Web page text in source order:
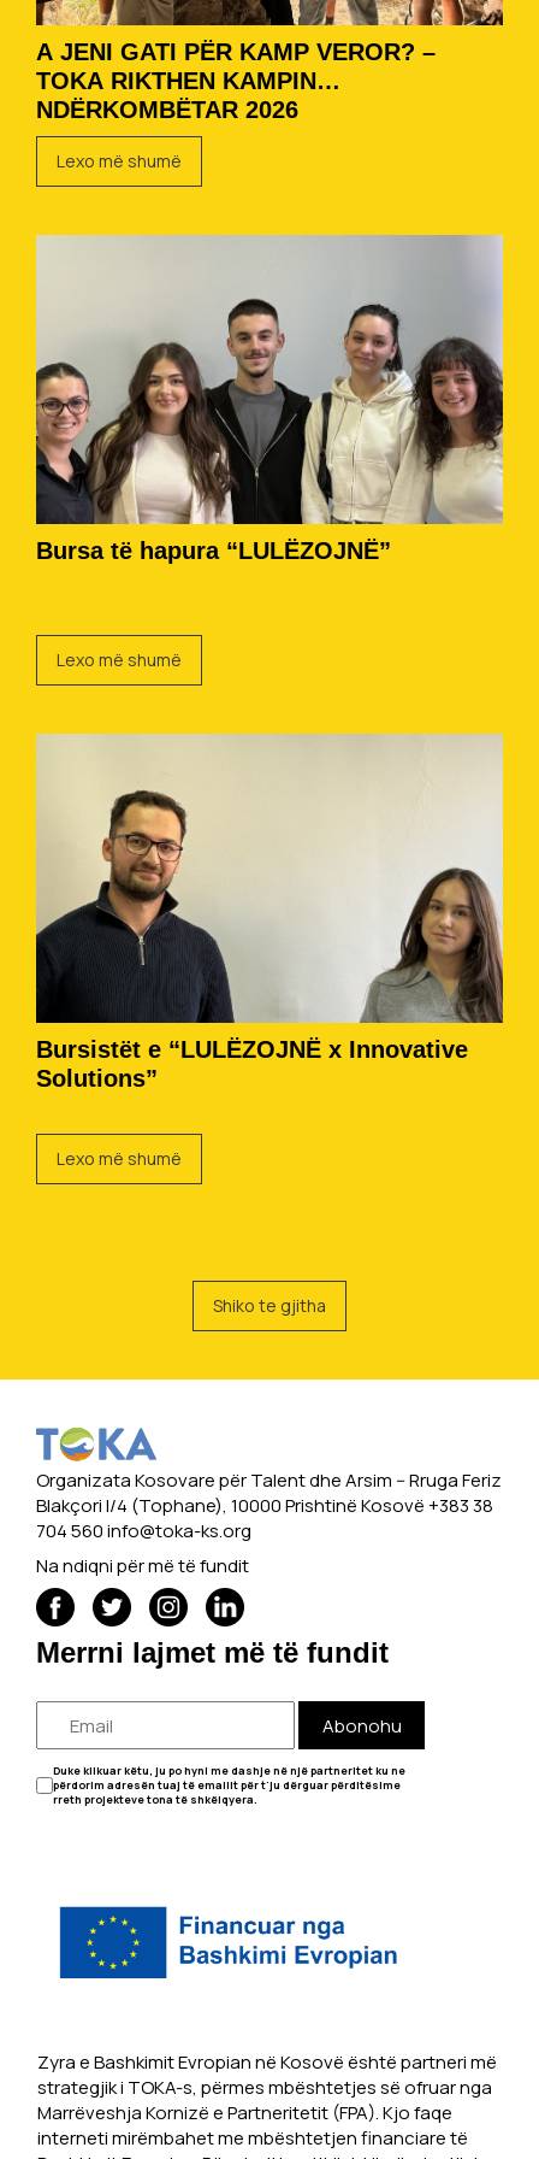
A JENI GATI PËR KAMP VEROR? –
TOKA RIKTHEN KAMPIN
NDËRKOMBËTAR 2026
Lexo më shumë
Bursa të hapura “LULËZOJNË”
Lexo më shumë
Bursistët e “LULËZOJNË x Innovative
Solutions”
Lexo më shumë
Shiko te gjitha
Organizata Kosovare për Talent dhe Arsim -- Rruga Feriz
Blakçori I/4 (Tophane), 10000 Prishtinë Kosovë +383 38
704 560info@toka-ks.org
Na ndiqni për më të fundit
Merrni lajmet më të fundit
Abonohu
Duke klikuar këtu, ju po hyni me dashje në një partneritet ku ne
përdorim adresën tuaj të emailit për t'ju dërguar përditësime
rreth projekteve tona të shkëlqyera.
Zyra e Bashkimit Evropian në Kosovë është partneri më
strategjik i TOKA-s, përmes mbështetjes së ofruar nga
Marrëveshja Kornizë e Partneritetit (FPA). Kjo faqe
interneti mirëmbahet me mbështetjen financiare të